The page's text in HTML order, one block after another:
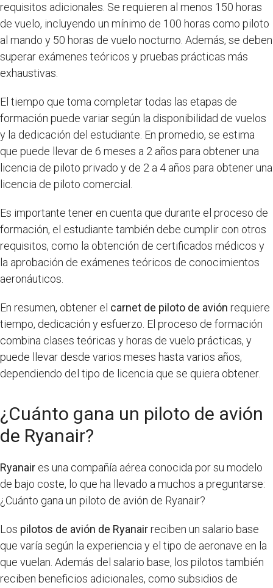
requisitos adicionales. Se requieren al menos 150 horas
de vuelo, incluyendo un mínimo de 100 horas como piloto
al mando y 50 horas de vuelo nocturno. Además, se deben
superar exámenes teóricos y pruebas prácticas más
exhaustivas.
El tiempo que toma completar todas las etapas de
formación puede variar según la disponibilidad de vuelos
y la dedicación del estudiante. En promedio, se estima
que puede llevar de 6 meses a 2 años para obtener una
licencia de piloto privado y de 2 a 4 años para obtener una
licencia de piloto comercial.
Es importante tener en cuenta que durante el proceso de
formación, el estudiante también debe cumplir con otros
requisitos, como la obtención de certificados médicos y
la aprobación de exámenes teóricos de conocimientos
aeronáuticos.
En resumen, obtener el carnet de piloto de avión requiere
tiempo, dedicación y esfuerzo. El proceso de formación
combina clases teóricas y horas de vuelo prácticas, y
puede llevar desde varios meses hasta varios años,
dependiendo del tipo de licencia que se quiera obtener.
¿Cuánto gana un piloto de avión
de Ryanair?
Ryanair es una compañía aérea conocida por su modelo
de bajo coste, lo que ha llevado a muchos a preguntarse:
¿Cuánto gana un piloto de avión de Ryanair?
Los pilotos de avión de Ryanairreciben un salario base
que varía según la experiencia y el tipo de aeronave en la
que vuelan. Además del salario base, los pilotos también
reciben beneficios adicionales, como subsidios de